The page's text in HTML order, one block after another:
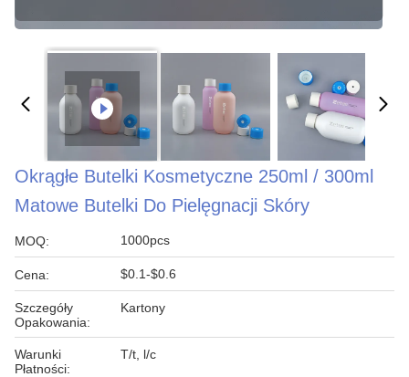
Okrągłe Butelki Kosmetyczne 250ml / 300ml
Matowe Butelki Do Pielęgnacji Skóry
MOQ: 1000pcs
Cena: $0.1-$0.6
Szczegóły
Opakowania:
Kartony
Warunki
Płatności:
T/t, l/c